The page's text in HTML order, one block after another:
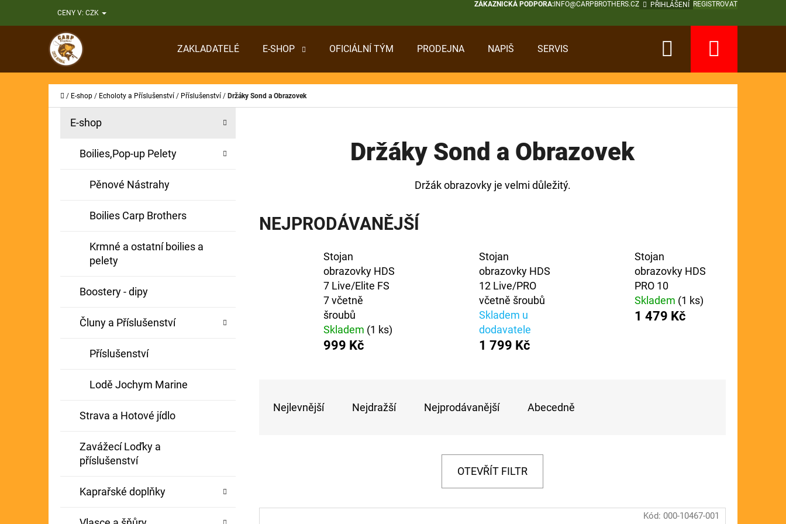
na
CENY V: CZK
ZÁKAZNICKÁ PODPORA:INFO@CARPBROTHERS.CZ PŘIHLÁŠENÍ REGISTROVAT
ZAKLADATELÉ E-SHOP OFICIÁLNÍ TÝM PRODEJNA NAPIŠ SERVIS Hledat
Domů
/ E-shop / Echoloty a Příslušenství / Příslušenství / Držáky Sond a Obrazovek
Přeskočit
E-shop
Boilies,Pop-up Pelety
Pěnové Nástrahy
Boilies Carp Brothers
Krmné a ostatní boilies a
pelety
Boostery - dipy
Čluny a Příslušenství
Příslušenství
Lodě Jochym Marine
Strava a Hotové jídlo
Zavážecí Loďky a
příslušenství
Kaprařské doplňky
Držáky Sond a Obrazovek
Držák obrazovky je velmi důležitý.
NEJPRODÁVANĚJŠÍ
Stojan
obrazovky HDS
7 Live/Elite FS
7 včetně
šroubů
Skladem (1 ks)
999 Kč
Stojan
obrazovky HDS
12 Live/PRO
včetně šroubů
Skladem u
dodavatele
1 799 Kč
Stojan
obrazovky HDS
PRO 10
Skladem (1 ks)
1 479 Kč
P
Nejlevnější Nejdražší Nejprodávanější Abecedně
OTEVŘÍT FILTR
Kód: 000-10467-001
O
Í
Zpět
do
obchodu
Zpět
do
obchodu
CO POTŘEBUJETE NAJÍT?
BOILIE RIG PLUS 25LB
Původně: 79 Kč
OLOVĚNÁ ZÁTĚŽ DELPHIN
CYBERBARBED S OTVOREM
FOX CARP SUB FLOAT
202 Kč
Původně: 225 Kč